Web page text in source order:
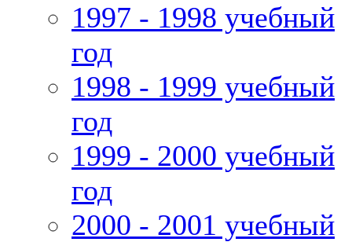
1997 - 1998 учебный
год
1998 - 1999 учебный
год
1999 - 2000 учебный
год
2000 - 2001 учебный